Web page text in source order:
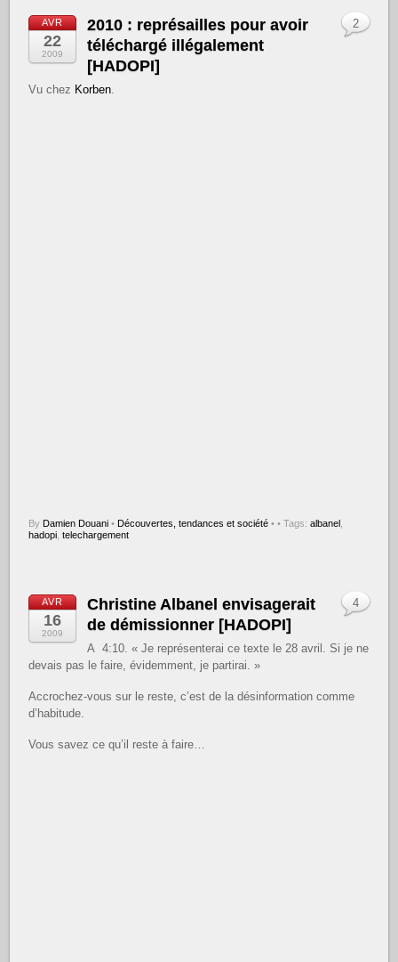
AVR
22
2009
2010 : représailles pour avoir
téléchargé illégalement
[HADOPI]
Vu chez Korben.
By Damien Douani • Découvertes, tendances et société •
2
• Tags:albanel ,
hadopi,telechargement
AVR
16
2009
Christine Albanel envisagerait
de démissionner [HADOPI]
A 4:10. « Je représenterai ce texte le 28 avril. Si je ne
devais pas le faire, évidemment, je partirai. »
Accrochez-vous sur le reste, c’est de la désinformation comme
d’habitude.
Vous savez ce qu’il reste à faire…
4